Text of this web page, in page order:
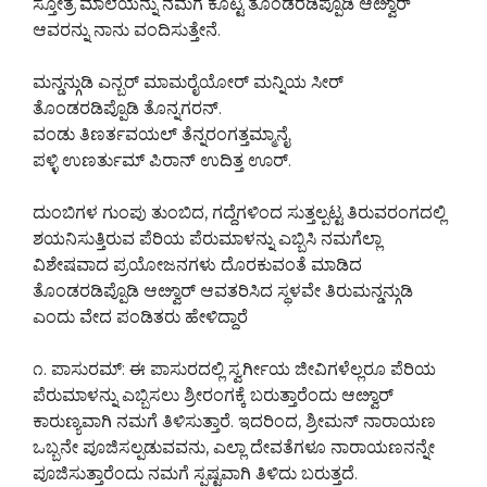
ಆವರನ್ನು ನಾನು ವಂದಿಸುತ್ತೇನೆ.
ಮನ್ಡನ್ಗುಡಿ ಎನ್ಬರ್ ಮಾಮರೈಯೋರ್ ಮನ್ನಿಯ ಸೀರ್
ತೊಂಡರಡಿಪ್ಪೊಡಿ ತೊನ್ನಗರನ್.
ವಂಡು ತಿಣರ್ತವಯಲ್ ತೆನ್ನರಂಗತ್ತಮ್ಮಾನೈ
ಪಳ್ಳಿ ಉಣರ್ತುಮ್ ಪಿರಾನ್ ಉದಿತ್ತ ಊರ್.
ದುಂಬಿಗಳ ಗುಂಪು ತುಂಬಿದ, ಗದ್ದೆಗಳಿಂದ ಸುತ್ತಲ್ಪಟ್ಟ ತಿರುವರಂಗದಲ್ಲಿ
ಶಯನಿಸುತ್ತಿರುವ ಪೆರಿಯ ಪೆರುಮಾಳನ್ನು ಎಬ್ಬಿಸಿ ನಮಗೆಲ್ಲಾ
ವಿಶೇಷವಾದ ಪ್ರಯೋಜನಗಳು ದೊರಕುವಂತೆ ಮಾಡಿದ
ತೊಂಡರಡಿಪ್ಪೊಡಿ ಆೞ್ವಾರ್ ಆವತರಿಸಿದ ಸ್ಥಳವೇ ತಿರುಮನ್ಡನ್ಗುಡಿ
ಎಂದು ವೇದ ಪಂಡಿತರು ಹೇಳಿದ್ದಾರೆ
೧. ಪಾಸುರಮ್: ಈ ಪಾಸುರದಲ್ಲಿ ಸ್ವರ್ಗೀಯ ಜೀವಿಗಳೆಲ್ಲರೂ ಪೆರಿಯ
ಪೆರುಮಾಳನ್ನು ಎಬ್ಬಿಸಲು ಶ್ರೀರಂಗಕ್ಕೆ ಬರುತ್ತಾರೆಂದು ಆೞ್ವಾರ್
ಕಾರುಣ್ಯವಾಗಿ ನಮಗೆ ತಿಳಿಸುತ್ತಾರೆ. ಇದರಿಂದ, ಶ್ರೀಮನ್ ನಾರಾಯಣ
ಒಬ್ಬನೇ ಪೂಜಿಸಲ್ಪಡುವವನು, ಎಲ್ಲಾ ದೇವತೆಗಳೂ ನಾರಾಯಣನನ್ನೇ
ಪೂಜಿಸುತ್ತಾರೆಂದು ನಮಗೆ ಸ್ಪಷ್ಟವಾಗಿ ತಿಳಿದು ಬರುತ್ತದೆ.